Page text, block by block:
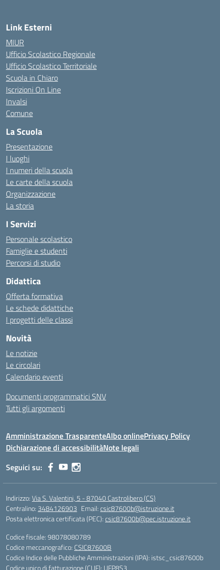
Link Esterni
MIUR
Ufficio Scolastico Regionale
Ufficio Scolastico Territoriale
Scuola in Chiaro
Iscrizioni On Line
Invalsi
Comune
La Scuola
Presentazione
I luoghi
I numeri della scuola
Le carte della scuola
Organizzazione
La storia
I Servizi
Personale scolastico
Famiglie e studenti
Percorsi di studio
Didattica
Offerta formativa
Le schede didattiche
I progetti delle classi
Novità
Le notizie
Le circolari
Calendario eventi
Documenti programmatici SNV
Tutti gli argomenti
Amministrazione TrasparenteAlbo onlinePrivacy Policy
Dichiarazione di accessibilitàNote legali
Seguici su:
Indirizzo:Via S. Valentini, 5 - 87040 Castrolibero (CS)
Centralino: 3484126903 Email:csic87600b@istruzione.it
Posta elettronica certificata (PEC):csic87600b@pec.istruzione.it
Codice fiscale: 98078080789
Codice meccanografico: CSIC87600B
Codice Indice delle Pubbliche Amministrazioni (IPA): istsc_csic87600b
Codice unico di fatturazione (CUF): UFP8S3